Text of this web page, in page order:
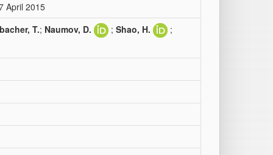
April 2015
T.; Naumov, D. ; Shao, H. ;